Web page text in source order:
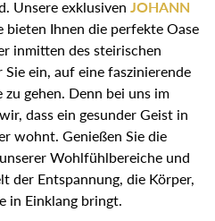
Unsere exklusivenJOHANN
bieten Ihnen die perfekte
inmitten des steirischen
ein, auf eine faszinierende
zu gehen. Denn bei uns im
dass ein gesunder Geist in
wohnt. Genießen Sie die
Wohlfühlbereiche und
der Entspannung, die Körper,
in Einklang bringt.